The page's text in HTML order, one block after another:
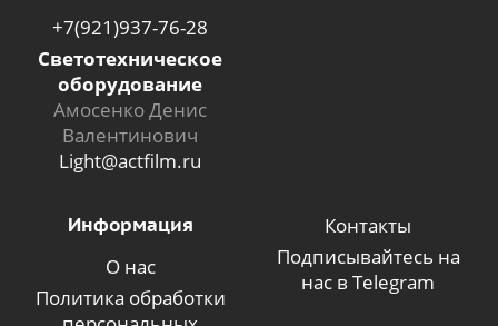
+7(921)937-76-28
Светотехническое
оборудование
Амосенко Денис
Валентинович
Light@actfilm.ru
Информация
О нас
Политика обработки
Контакты
Подписывайтесь на
нас в Telegram